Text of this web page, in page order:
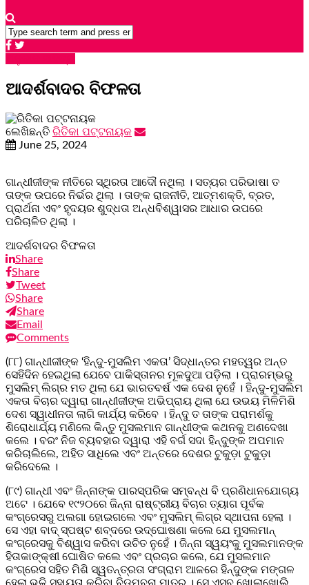
ଆଦର୍ଶବାଦର ବିଫଳତା
ଲେଖିଛନ୍ତି ରିତିକା ପଟ୍ଟନାୟକ
June 25, 2024
ଗାନ୍ଧୀଜୀଙ୍କ ନୀତିରେ ସ୍ଥିରତା ଆଦୌ ନଥିଲା । ସତ୍ୟର ପରିଭାଷା ତ
ତାଙ୍କ ଉପରେ ନିର୍ଭର ଥିଲା । ତାଙ୍କ ରାଜନୀତି, ଆତ୍ମଶକ୍ତି, ବ୍ରତ,
ପ୍ରାର୍ଥନା ଏବଂ ହୃଦୟର ଶୁଦ୍ଧତା ଅନ୍ଧବିଶ୍ୱାସର ଆଧାର ଉପରେ
ପରିଚାଳିତ ଥିଲା ।
ଆଦର୍ଶବାଦର ବିଫଳତା
Share
Share
Tweet
Share
Share
Email
Comments
(୮୮) ଗାନ୍ଧୀଜୀଙ୍କ ‘ହିନ୍ଦୁ-ମୁସଲିମ ଏକତା’ ସିଦ୍ଧାନ୍ତର ମହତ୍ୱର ଅନ୍ତ
ସେହିଦିନ ହେଇଥିଲା ଯେବେ ପାକିସ୍ତାନର ମୂଳଦୁଆ ପଡ଼ିଲା । ପ୍ରାରମ୍ଭରୁ
ମୁସଲିମ୍‌ ଲିଗ୍‌ର ମତ ଥିଲା ଯେ ଭାରତବର୍ଷ ଏକ ଦେଶ ନୁହେଁ । ହିନ୍ଦୁ-ମୁସଲିମ
ଏକତା ବିଚାର ଦ୍ୱାରା ଗାନ୍ଧୀଜୀଙ୍କ ଅଭିପ୍ରାୟ ଥିଲା ଯେ ଉଭୟ ମିଳିମିଶି
ଦେଶ ସ୍ୱାଧୀନତା ଲାଗି କାର୍ଯ୍ୟ କରିବେ । ହିନ୍ଦୁ ତ ତାଙ୍କ ପରାମର୍ଶକୁ
ଶିରୋଧାର୍ଯ୍ୟ ମଣିଲେ କିନ୍ତୁ ମୁସଲମାନ ଗାନ୍ଧୀଙ୍କ କଥନକୁ ଅଣଦେଖା
କଲେ । ବରଂ ନିଜ ବ୍ୟବହାର ଦ୍ୱାରା ଏହି ବର୍ଗ ସଦା ହିନ୍ଦୁଙ୍କ ଅପମାନ
କରିଚାଲିଲେ, ଅହିତ ସାଧିଲେ ଏବଂ ଅନ୍ତରେ ଦେଶର ଟୁକୁଡ଼ା ଟୁକୁଡ଼ା
କରିଦେଲେ ।
(୮୯) ଗାନ୍ଧୀ ଏବଂ ଜିନ୍ନାଙ୍କ ପାରସ୍ପରିକ ସମ୍ବନ୍ଧ ବି ପ୍ରଣିଧାନଯୋଗ୍ୟ
ଅଟେ । ଯେବେ ୧୯୨୦ରେ ଜିନ୍ନା ରାଷ୍ଟ୍ରୀୟ ବିଚାର ତ୍ୟାଗ ପୂର୍ବକ
କଂଗ୍ରେସରୁ ଅଲଗା ହୋଇଗଲେ ଏବଂ ମୁସଲିମ୍‌ ଲିଗ୍‌ର ସ୍ଥାପନା ହେଲା ।
ସେ ଏହା ବାଦ୍ ସ୍ପଷ୍ଟ ଶବ୍ଦରେ ଉଦ୍ଘୋଷଣା କଲେ ଯେ ମୁସଲମାନ୍‌
କଂଗ୍ରେସକୁ ବିଶ୍ୱାସ କରିବା ଉଚିତ ନୁହେଁ । ଜିନ୍ନା ସ୍ୱୟଂକୁ ମୁସଲମାନଙ୍କ
ହିତାକାଙ୍କ୍ଷୀ ଘୋଷିତ କଲେ ଏବଂ ପ୍ରଚାର କଲେ, ଯେ ମୁସଲମାନ
କଂଗ୍ରେସ ସହିତ ମିଶି ସ୍ୱତନ୍ତ୍ରତା ସଂଗ୍ରାମ ଆଳରେ ହିନ୍ଦୁଙ୍କ ମଙ୍ଗଳ
ହେଲା ଭଳି ସହାୟତା କରିବା ବିଡ଼ମ୍ବନା ମାତ୍ର । ସେ ଏସବୁ ଖୋଲାଖୋଲି